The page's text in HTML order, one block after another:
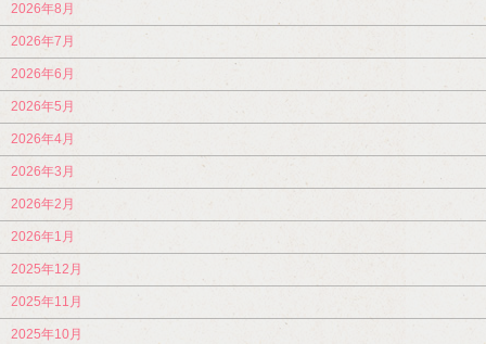
2026年8月
2026年7月
2026年6月
2026年5月
2026年4月
2026年3月
2026年2月
2026年1月
2025年12月
2025年11月
2025年10月